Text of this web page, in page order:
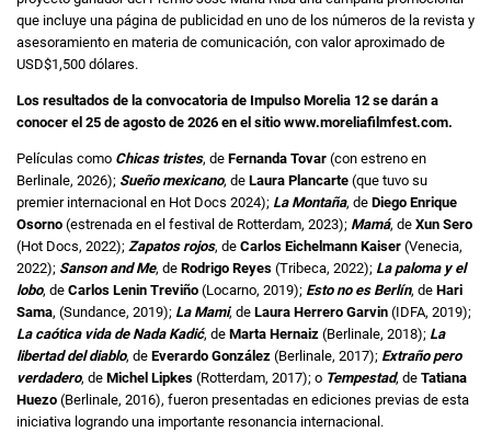
que incluye una página de publicidad en uno de los números de la revista y
asesoramiento en materia de comunicación, con valor aproximado de
USD$1,500 dólares.
Los resultados de la convocatoria de Impulso Morelia 12 se darán a
conocer el 25 de agosto de 2026 en el sitio www.moreliafilmfest.com.
Películas como Chicas tristes, de Fernanda Tovar (con estreno en
Berlinale, 2026); Sueño mexicano, de Laura Plancarte (que tuvo su
premier internacional en Hot Docs 2024); La Montaña, de Diego Enrique
Osorno (estrenada en el festival de Rotterdam, 2023); Mamá, de Xun Sero
(Hot Docs, 2022); Zapatos rojos, de Carlos Eichelmann Kaiser (Venecia,
2022); Sanson and Me, de Rodrigo Reyes (Tribeca, 2022); La paloma y el
lobo, de Carlos Lenin Treviño (Locarno, 2019); Esto no es Berlín, de Hari
Sama, (Sundance, 2019); La Mami, de Laura Herrero Garvin (IDFA, 2019);
La caótica vida de Nada Kadić, de Marta Hernaiz (Berlinale, 2018); La
libertad del diablo, de Everardo González (Berlinale, 2017); Extraño pero
verdadero, de Michel Lipkes (Rotterdam, 2017); o Tempestad, de Tatiana
Huezo (Berlinale, 2016), fueron presentadas en ediciones previas de esta
iniciativa logrando una importante resonancia internacional.